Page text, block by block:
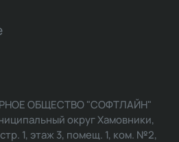
ОБЩЕСТВО "СОФТЛАЙН"
округ Хамовники,
1, этаж 3, помещ. 1, ком. №2,